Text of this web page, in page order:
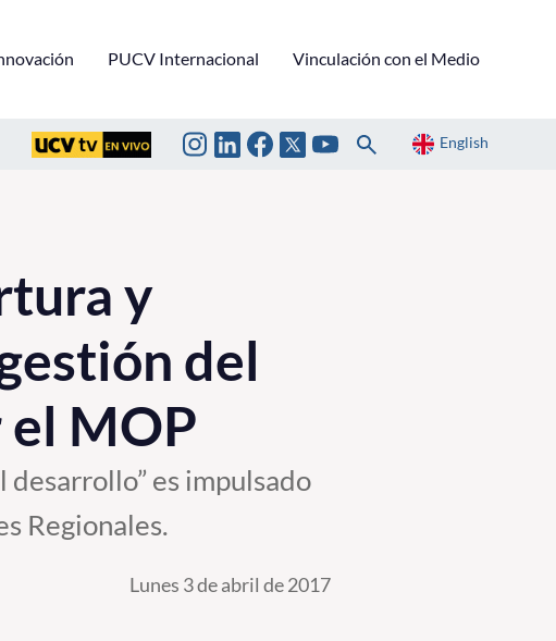
PUCV Internacional Vinculación con el Medio
English
y
del
MOP
desarrollo” es impulsado
Regionales.
Lunes 3 de abril de 2017